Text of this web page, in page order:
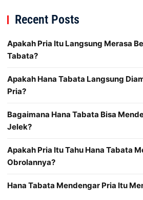
Recent Posts
Apakah Pria Itu Langsung Merasa
Tabata?
Apakah Hana Tabata Langsung
Pria?
Bagaimana Hana Tabata Bisa
Jelek?
Apakah Pria Itu Tahu Hana Tabata
Obrolannya?
Hana Tabata Mendengar Pria Itu